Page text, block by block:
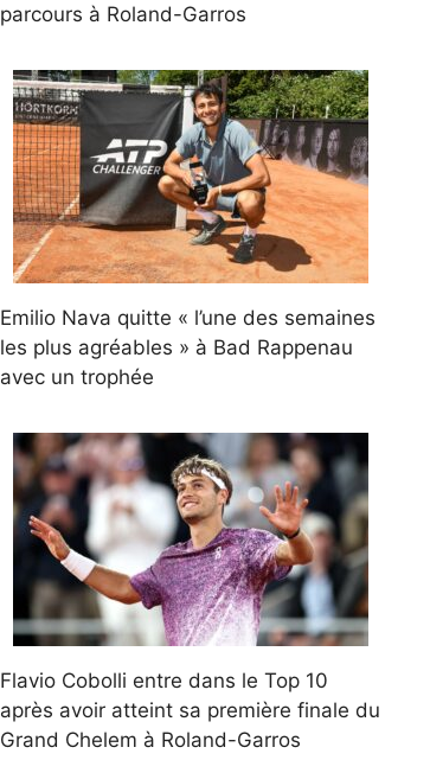
parcours à Roland-Garros
Emilio Nava quitte « l’une des semaines
les plus agréables » à Bad Rappenau
avec un trophée
Flavio Cobolli entre dans le Top 10
après avoir atteint sa première finale du
Grand Chelem à Roland-Garros